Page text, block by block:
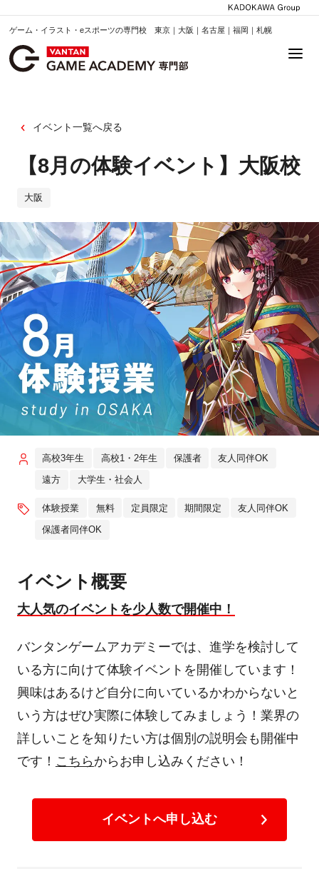
ゲーム・イラスト・eスポーツの専門校 東京｜大阪｜名古屋｜福岡｜札幌
イベント一覧へ戻る
【8月の体験イベント】大阪校
大阪
高校3年生 高校1・2年生 保護者 友人同伴OK
遠方 大学生・社会人
体験授業 無料 定員限定 期間限定 友人同伴OK
保護者同伴OK
イベント概要
大人気のイベントを少人数で開催中！
バンタンゲームアカデミーでは、進学を検討して
いる方に向けて体験イベントを開催しています！
興味はあるけど自分に向いているかわからないと
いう方はぜひ実際に体験してみましょう！業界の
詳しいことを知りたい方は個別の説明会も開催中
です！ こちらからお申し込みください！
イベントへ申し込む